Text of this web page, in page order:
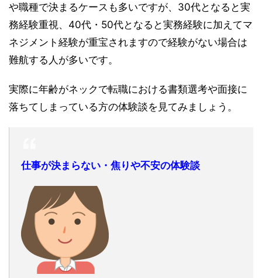
や職種で決まるケースも多いですが、30代となると実
務経験重視、40代・50代となると実務経験に加えてマ
ネジメント経験が重宝されますので経験がない場合は
難航する人が多いです。
実際に年齢がネックで転職における書類選考や面接に
落ちてしまっている方の体験談を見てみましょう。
仕事が決まらない・焦りや不安の体験談